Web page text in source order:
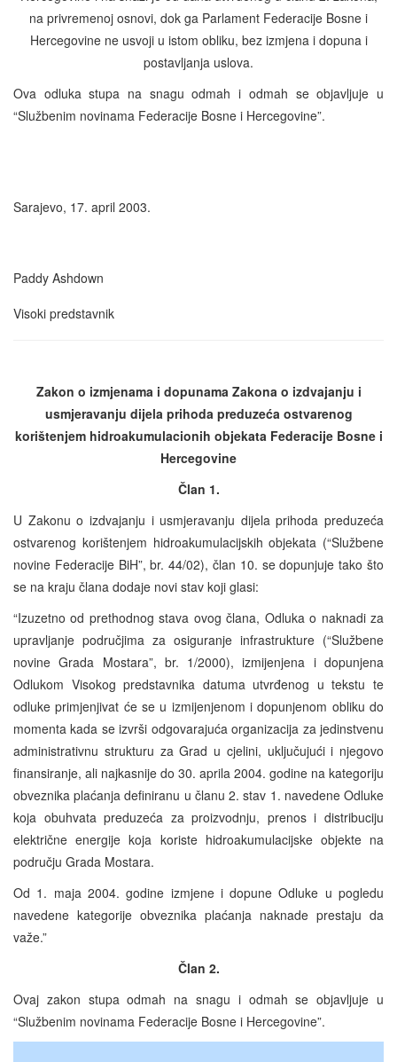
na privremenoj osnovi, dok ga Parlament Federacije Bosne i
Hercegovine ne usvoji u istom obliku, bez izmjena i dopuna i
postavljanja uslova.
Ova odluka stupa na snagu odmah i odmah se objavljuje u
“Službenim novinama Federacije Bosne i Hercegovine”.
Sarajevo, 17. april 2003.
Paddy Ashdown
Visoki predstavnik
Zakon o izmjenama i dopunama Zakona o izdvajanju i
usmjeravanju dijela prihoda preduzeća ostvarenog
korištenjem hidroakumulacionih objekata Federacije Bosne i
Hercegovine
Član 1.
U Zakonu o izdvajanju i usmjeravanju dijela prihoda preduzeća
ostvarenog korištenjem hidroakumulacijskih objekata (“Službene
novine Federacije BiH”, br. 44/02), član 10. se dopunjuje tako što
se na kraju člana dodaje novi stav koji glasi:
“Izuzetno od prethodnog stava ovog člana, Odluka o naknadi za
upravljanje područjima za osiguranje infrastrukture (“Službene
novine Grada Mostara”, br. 1/2000), izmijenjena i dopunjena
Odlukom Visokog predstavnika datuma utvrđenog u tekstu te
odluke primjenjivat će se u izmijenjenom i dopunjenom obliku do
momenta kada se izvrši odgovarajuća organizacija za jedinstvenu
administrativnu strukturu za Grad u cjelini, uključujući i njegovo
finansiranje, ali najkasnije do 30. aprila 2004. godine na kategoriju
obveznika plaćanja definiranu u članu 2. stav 1. navedene Odluke
koja obuhvata preduzeća za proizvodnju, prenos i distribuciju
električne energije koja koriste hidroakumulacijske objekte na
području Grada Mostara.
Od 1. maja 2004. godine izmjene i dopune Odluke u pogledu
navedene kategorije obveznika plaćanja naknade prestaju da
važe.”
Član 2.
Ovaj zakon stupa odmah na snagu i odmah se objavljuje u
“Službenim novinama Federacije Bosne i Hercegovine”.